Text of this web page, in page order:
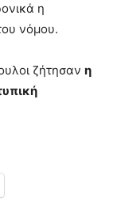
η
νόμου.
ζήτησαν η